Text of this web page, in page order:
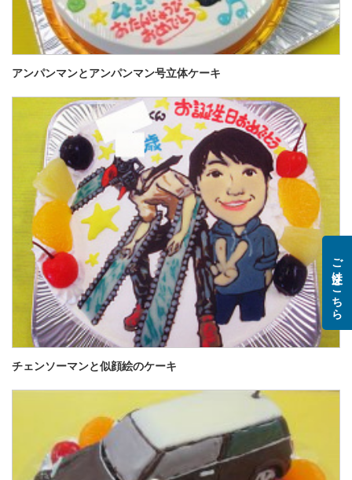
アンパンマンとアンパンマン号立体ケーキ
チェンソーマンと似顔絵のケーキ
ご注文はこちら